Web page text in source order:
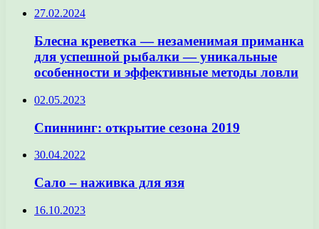
27.02.2024
Блесна креветка — незаменимая приманка
для успешной рыбалки — уникальные
особенности и эффективные методы ловли
02.05.2023
Спиннинг: открытие сезона 2019
30.04.2022
Сало – наживка для язя
16.10.2023